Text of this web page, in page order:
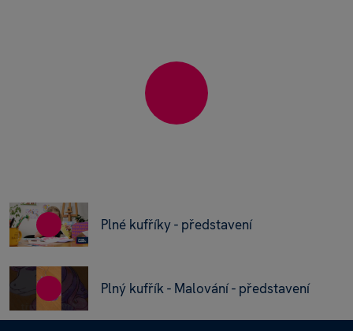
Plné kufříky - představení
Plný kufřík - Malování - představení